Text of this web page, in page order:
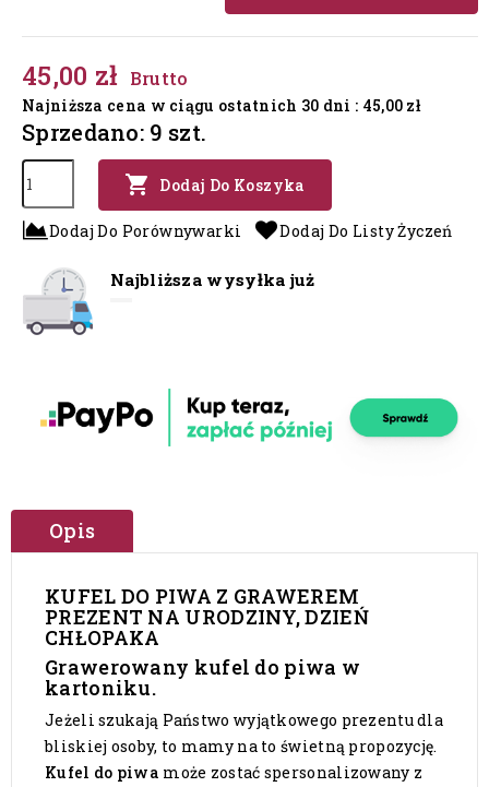
45,00 zł Brutto
Najniższa cena w ciągu ostatnich 30 dni : 45,00 zł
Sprzedano: 9 szt.
 Dodaj Do Koszyka
Dodaj Do Porównywarki Dodaj Do Listy Życzeń
Najbliższa wysyłka już
Opis
KUFEL DO PIWA Z GRAWEREM
PREZENT NA URODZINY, DZIEŃ
CHŁOPAKA
Grawerowany kufel do piwa w
kartoniku.
Jeżeli szukają Państwo wyjątkowego prezentu dla
bliskiej osoby, to mamy na to świetną propozycję.
Kufel do piwa może zostać spersonalizowany z